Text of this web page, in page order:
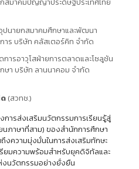
ปนายกสมาคมศึกษาและพัฒนา
าร บริษัท คลัสเตอร์คิท จำกัด
ารอาวุโสฝ่ายการตลาดและโซลูชัน
า บริษัท ลานนาคอม จำกัด
(สวทช.)
การส่งเสริมนวัตกรรมการเรียนรู้สู่
ภาษาที่สาม) ของสำนักการศึกษา
งความมุ่งมั่นในการส่งเสริมทักษะ
ยมความพร้อมสำหรับยุคดิจิทัลและ
งนวัตกรรมอย่างยั่งยืน